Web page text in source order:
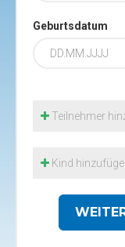
Geburtsdatum
Teilnehmer
Kind